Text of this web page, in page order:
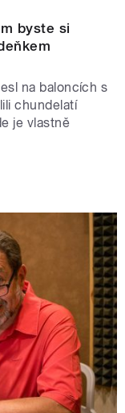
byste si
na baloncích s
chundelatí
je vlastně